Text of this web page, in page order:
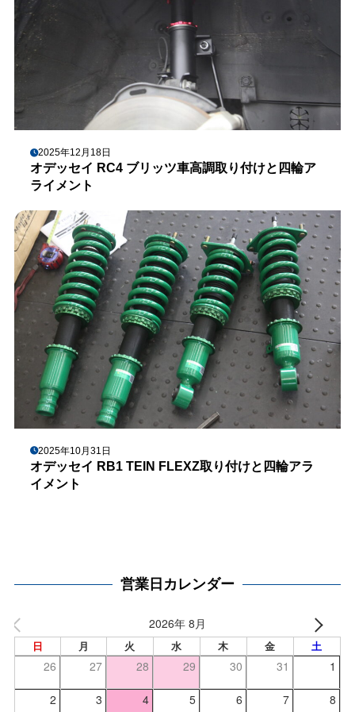
2025年12月18日
オデッセイ RC4 ブリッツ車高調取り付けと四輪ア
ライメント
2025年10月31日
オデッセイ RB1 TEIN FLEXZ取り付けと四輪アラ
イメント
営業日カレンダー
2026年 8月
日 月 火 水 木 金 土
26 27 28 29 30 31 1
2 3 4 5 6 7 8